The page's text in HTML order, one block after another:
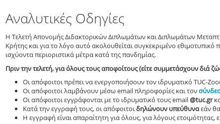
Αναλυτικές Οδηγίες
Η Τελετή Απονομής Διδακτορικών Διπλωμάτων και Διπλωμάτων
Κρήτης και για το λόγο αυτό ακολουθείται συγκεκριμένο
ισχύοντα περιοριστικά μέτρα κατά της πανδημίας.
Πριν την τελετή, για όλους τους αποφοίτους (είτε συμμετάσχουν διά
Οι απόφοιτοι πρέπει να ενεργοποιήσουν τον ιδρυματικό TUC-
Οι απόφοιτοι λαμβάνουν μέσω email πληροφορίες και τον
Οι απόφοιτοι εγγράφονται με το ιδρυματικό τους email@tuc.gr
Κατά την εγγραφή τους, οι απόφοιτοιδηλώνουν υπεύθυναεάν
Η εγγραφή είναι απαραίτητη για όλους, για λόγους